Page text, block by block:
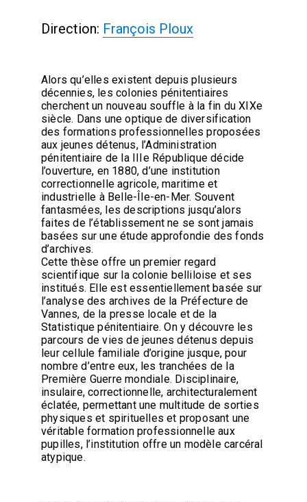
Direction: François Ploux
Alors qu’elles existent depuis plusieurs
décennies, les colonies pénitentiaires
cherchent un nouveau souffle à la fin du XIXe
siècle. Dans une optique de diversification
des formations professionnelles proposées
aux jeunes détenus, l’Administration
pénitentiaire de la IIIe République décide
l’ouverture, en 1880, d’une institution
correctionnelle agricole, maritime et
industrielle à Belle-Île-en-Mer. Souvent
fantasmées, les descriptions jusqu’alors
faites de l’établissement ne se sont jamais
basées sur une étude approfondie des fonds
d’archives.
Cette thèse offre un premier regard
scientifique sur la colonie belliloise et ses
institués. Elle est essentiellement basée sur
l’analyse des archives de la Préfecture de
Vannes, de la presse locale et de la
Statistique pénitentiaire. On y découvre les
parcours de vies de jeunes détenus depuis
leur cellule familiale d’origine jusque, pour
nombre d’entre eux, les tranchées de la
Première Guerre mondiale. Disciplinaire,
insulaire, correctionnelle, architecturalement
éclatée, permettant une multitude de sorties
physiques et spirituelles et proposant une
véritable formation professionnelle aux
pupilles, l’institution offre un modèle carcéral
atypique.